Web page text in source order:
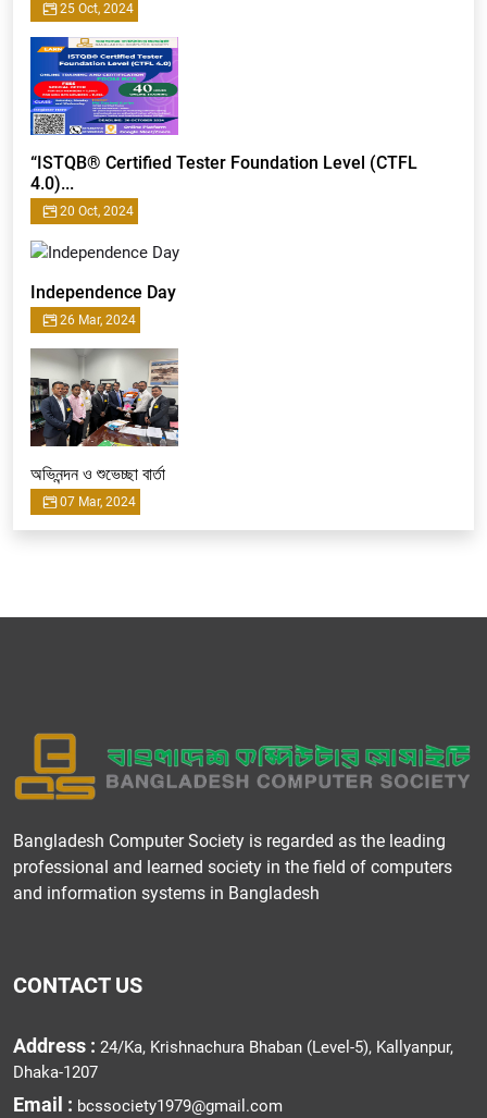
25 Oct, 2024
“ISTQB® Certified Tester Foundation Level (CTFL
4.0)...
20 Oct, 2024
Independence Day
26 Mar, 2024
অভিনন্দন ও শুভেচ্ছা বার্তা
07 Mar, 2024
Bangladesh Computer Society is regarded as the leading
professional and learned society in the field of computers
and information systems in Bangladesh
CONTACT US
Address : 24/Ka, Krishnachura Bhaban (Level-5), Kallyanpur,
Dhaka-1207
Email : bcssociety1979@gmail.com